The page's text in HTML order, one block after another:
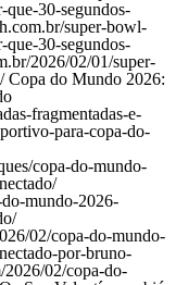
que-30-segundos-
super-bowl-
que-30-segundos-
2026/02/01/super-
Copa do Mundo 2026:
fragmentadas-e-
para-copa-do-
copa-do-mundo-
mundo-2026-
02/copa-do-mundo-
por-bruno-
2026/02/copa-do-